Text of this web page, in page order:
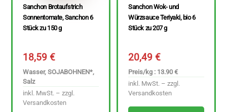
Sanchon Brotaufstrich
Sonnentomate, Sanchon 6
Stück zu 150 g
18,59€
Wasser, SOJABOHNEN*,
Salz
inkl. MwSt. – zzgl.
Versandkosten
Sanchon Wok- und
Würzsauce Teriyaki, bio 6
Stück zu 207 g
20,49€
Preis/kg : 13.90 €
inkl. MwSt. – zzgl.
Versandkosten